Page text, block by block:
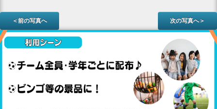
＜前の写真へ 次の写真へ＞